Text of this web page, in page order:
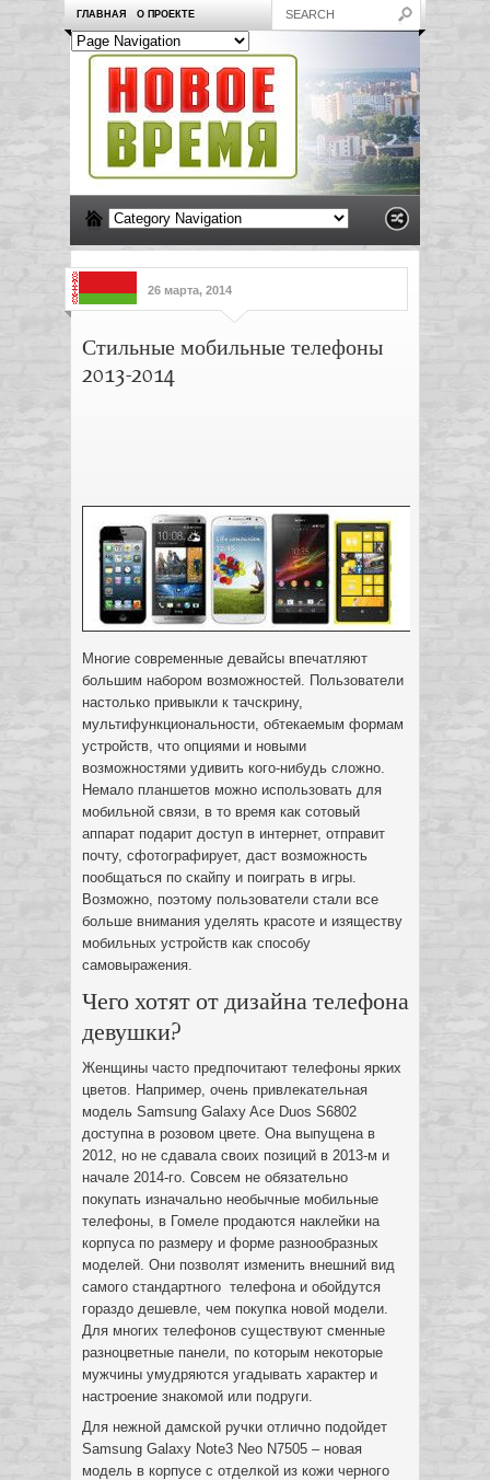
ГЛАВНАЯ О ПРОЕКТЕ
26 марта, 2014
Стильные мобильные телефоны
2013-2014
Многие современные девайсы впечатляют
большим набором возможностей. Пользователи
настолько привыкли к тачскрину,
мультифункциональности, обтекаемым формам
устройств, что опциями и новыми
возможностями удивить кого-нибудь сложно.
Немало планшетов можно использовать для
мобильной связи, в то время как сотовый
аппарат подарит доступ в интернет, отправит
почту, сфотографирует, даст возможность
пообщаться по скайпу и поиграть в игры.
Возможно, поэтому пользователи стали все
больше внимания уделять красоте и изяществу
мобильных устройств как способу
самовыражения.
Чего хотят от дизайна телефона
девушки?
Женщины часто предпочитают телефоны ярких
цветов. Например, очень привлекательная
модель Samsung Galaxy Ace Duos S6802
доступна в розовом цвете. Она выпущена в
2012, но не сдавала своих позиций в 2013-м и
начале 2014-го. Совсем не обязательно
покупать изначально необычные мобильные
телефоны, в Гомеле продаются наклейки на
корпуса по размеру и форме разнообразных
моделей. Они позволят изменить внешний вид
самого стандартного телефона и обойдутся
гораздо дешевле, чем покупка новой модели.
Для многих телефонов существуют сменные
разноцветные панели, по которым некоторые
мужчины умудряются угадывать характер и
настроение знакомой или подруги.
Для нежной дамской ручки отлично подойдет
Samsung Galaxy Note3 Neo N7505 – новая
модель в корпусе с отделкой из кожи черного